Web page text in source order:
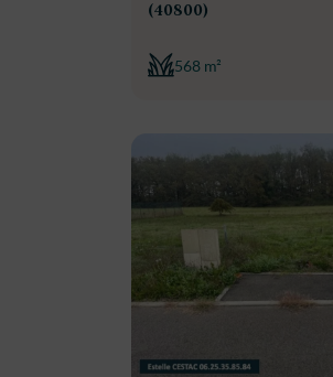
(40800)
568 m²